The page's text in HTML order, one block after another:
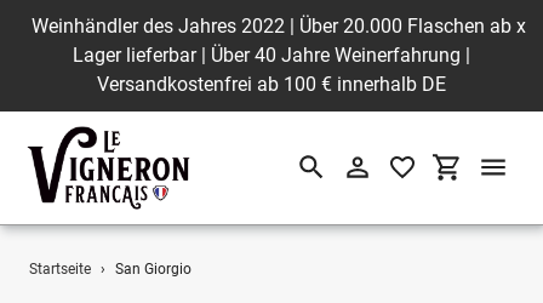
Direkt
Weinhändler des Jahres 2022 | Über 20.000 Flaschen ab
Lager lieferbar | Über 40 Jahre Weinerfahrung |
Versandkostenfrei ab 100 € innerhalb DE
x
SuchenEinloggen
Startseite › San Giorgio